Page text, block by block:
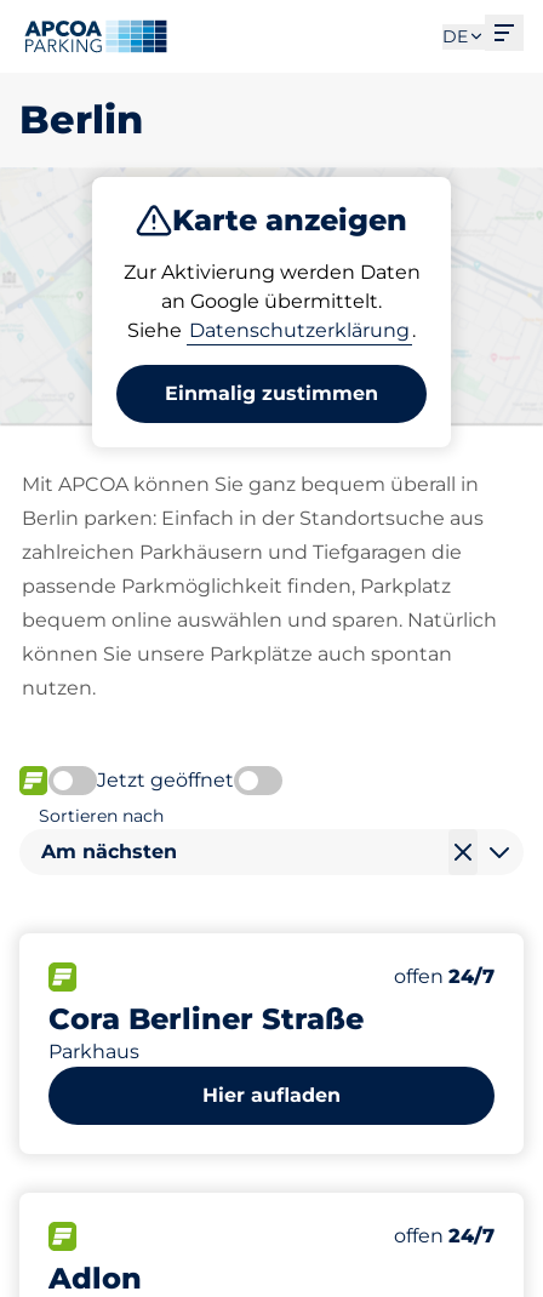
DE
Berlin
Karte anzeigen
Zur Aktivierung werden Daten
an Google übermittelt.
Siehe Datenschutzerklärung .
Einmalig zustimmen
Laden
Wählen Sie Ihren Ladeplatz
in Berlin
Mit APCOA können Sie ganz bequem überall in
Berlin parken: Einfach in der Standortsuche aus
zahlreichen Parkhäusern und Tiefgaragen die
passende Parkmöglichkeit finden, Parkplatz
bequem online auswählen und sparen. Natürlich
können Sie unsere Parkplätze auch spontan
nutzen.
FLOW verfügbar
Jetzt geöffnet
Sortieren nach
Am nächsten
Cora Berliner Straße
Parkhaus
Anzahl der
Stellplätze
offen 24/7
Hier aufladen
Adlon
Anzahl der
Stellplätze
offen 24/7